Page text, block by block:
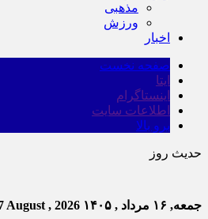
مذهبی
ورزش
اخبار
صفحه نخست
ایتا
اینستاگرام
اطلاعات سایت
برو بالا
حدیث روز
جمعه, ۱۶ مرداد , ۱۴۰۵ August , 2026